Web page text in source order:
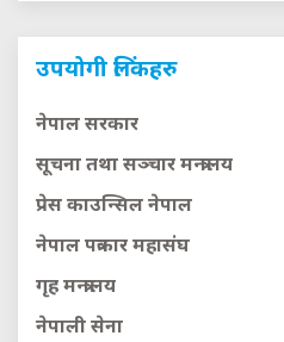
उपयोगी लिंकहरु
नेपाल सरकार
सूचना तथा सञ्चार मन्त्रालय
प्रेस काउन्सिल नेपाल
नेपाल पत्रकार महासंघ
गृह मन्त्रालय
नेपाली सेना